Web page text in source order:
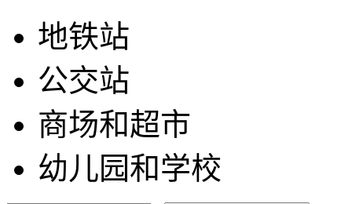
地铁站
公交站
商场和超市
幼儿园和学校